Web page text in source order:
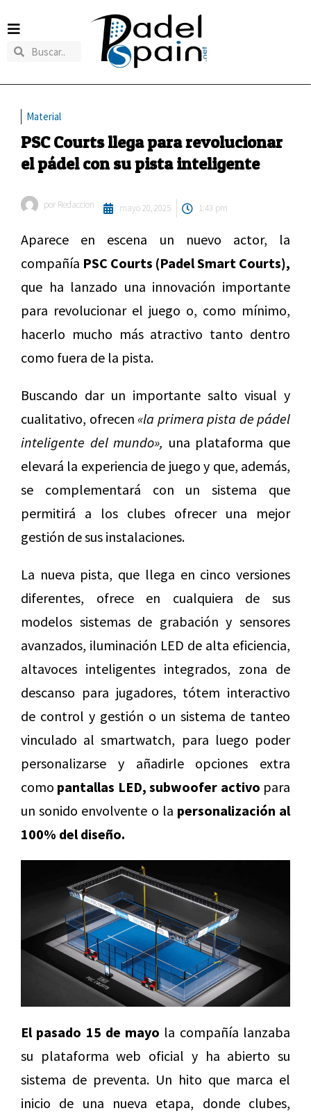
Material
PSC Courts llega para revolucionar
el pádel con su pista inteligente
por Redaccion mayo 20, 2025 1:43 pm
Aparece en escena un nuevo actor, la
compañía PSC Courts (Padel Smart Courts),
que ha lanzado una innovación importante
para revolucionar el juego o, como mínimo,
hacerlo mucho más atractivo tanto dentro
como fuera de la pista.
Buscando dar un importante salto visual y
cualitativo, ofrecen «la primera pista de pádel
inteligente del mundo», una plataforma que
elevará la experiencia de juego y que, además,
se complementará con un sistema que
permitirá a los clubes ofrecer una mejor
gestión de sus instalaciones.
La nueva pista, que llega en cinco versiones
diferentes, ofrece en cualquiera de sus
modelos sistemas de grabación y sensores
avanzados, iluminación LED de alta eficiencia,
altavoces inteligentes integrados, zona de
descanso para jugadores, tótem interactivo
de control y gestión o un sistema de tanteo
vinculado al smartwatch, para luego poder
personalizarse y añadirle opciones extra
como pantallas LED, subwoofer activo para
un sonido envolvente o la personalización al
100% del diseño.
El pasado 15 de mayo la compañía lanzaba
su plataforma web oficial y ha abierto su
sistema de preventa. Un hito que marca el
inicio de una nueva etapa, donde clubes,